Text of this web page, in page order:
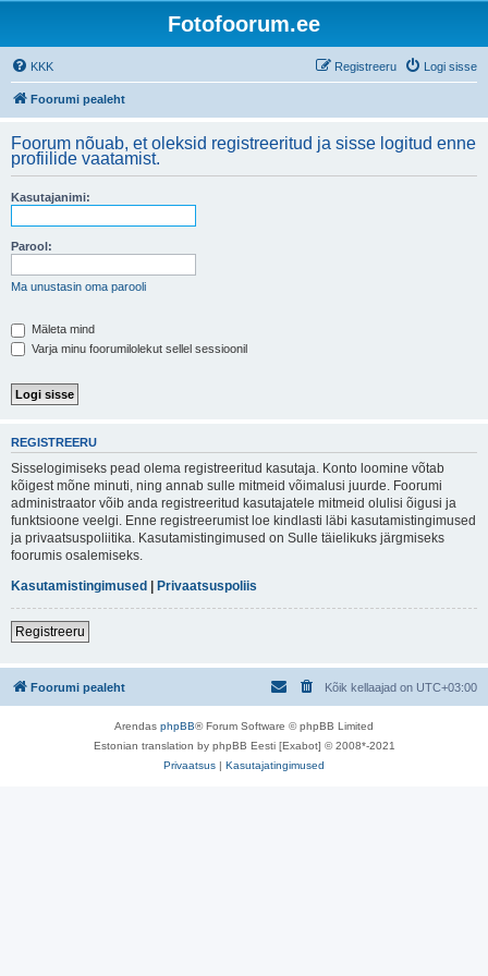
Fotofoorum.ee
KKK Logi sisse
Registreeru
Foorumi pealeht
Foorum nõuab, et oleksid registreeritud ja sisse logitud enne
profiilide vaatamist.
Kasutajanimi:
Parool:
Ma unustasin oma parooli
Mäleta mind
Varja minu foorumilolekut sellel sessioonil
REGISTREERU
Sisselogimiseks pead olema registreeritud kasutaja. Konto loomine võtab
kõigest mõne minuti, ning annab sulle mitmeid võimalusi juurde. Foorumi
administraator võib anda registreeritud kasutajatele mitmeid olulisi õigusi ja
funktsioone veelgi. Enne registreerumist loe kindlasti läbi kasutamistingimused
ja privaatsuspoliitika. Kasutamistingimused on Sulle täielikuks järgmiseks
foorumis osalemiseks.
Kasutamistingimused | Privaatsuspoliis
Registreeru
Foorumi pealeht Kõik kellaajad on UTC+03:00
Arendas phpBB® Forum Software © phpBB Limited
Estonian translation by phpBB Eesti [Exabot] © 2008*-2021
Privaatsus | Kasutajatingimused